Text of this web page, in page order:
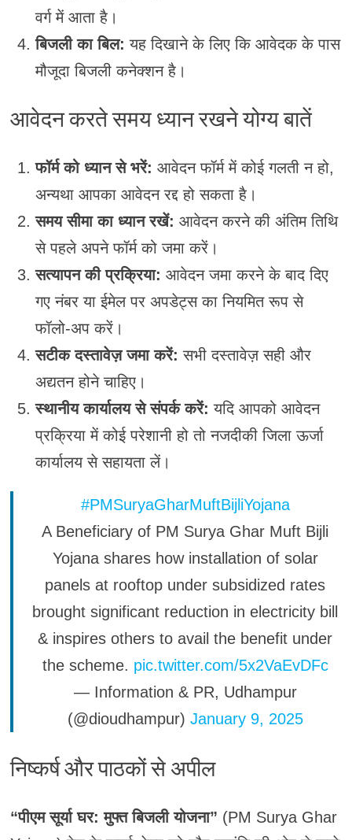
वर्ग में आता है।
बिजली का बिल: यह दिखाने के लिए कि आवेदक के पास
मौजूदा बिजली कनेक्शन है।
आवेदन करते समय ध्यान रखने योग्य बातें
फॉर्म को ध्यान से भरें: आवेदन फॉर्म में कोई गलती न हो,
अन्यथा आपका आवेदन रद्द हो सकता है।
समय सीमा का ध्यान रखें: आवेदन करने की अंतिम तिथि
से पहले अपने फॉर्म को जमा करें।
सत्यापन की प्रक्रिया: आवेदन जमा करने के बाद दिए
गए नंबर या ईमेल पर अपडेट्स का नियमित रूप से
फॉलो-अप करें।
सटीक दस्तावेज़ जमा करें: सभी दस्तावेज़ सही और
अद्यतन होने चाहिए।
स्थानीय कार्यालय से संपर्क करें: यदि आपको आवेदन
प्रक्रिया में कोई परेशानी हो तो नजदीकी जिला ऊर्जा
कार्यालय से सहायता लें।
#PMSuryaGharMuftBijliYojana
A Beneficiary of PM Surya Ghar Muft Bijli
Yojana shares how installation of solar
panels at rooftop under subsidized rates
brought significant reduction in electricity bill
& inspires others to avail the benefit under
the scheme. pic.twitter.com/5x2VaEvDFc
— Information & PR, Udhampur
(@dioudhampur) January 9, 2025
निष्कर्ष और पाठकों से अपील
“पीएम सूर्या घर: मुफ्त बिजली योजना” (PM Surya Ghar